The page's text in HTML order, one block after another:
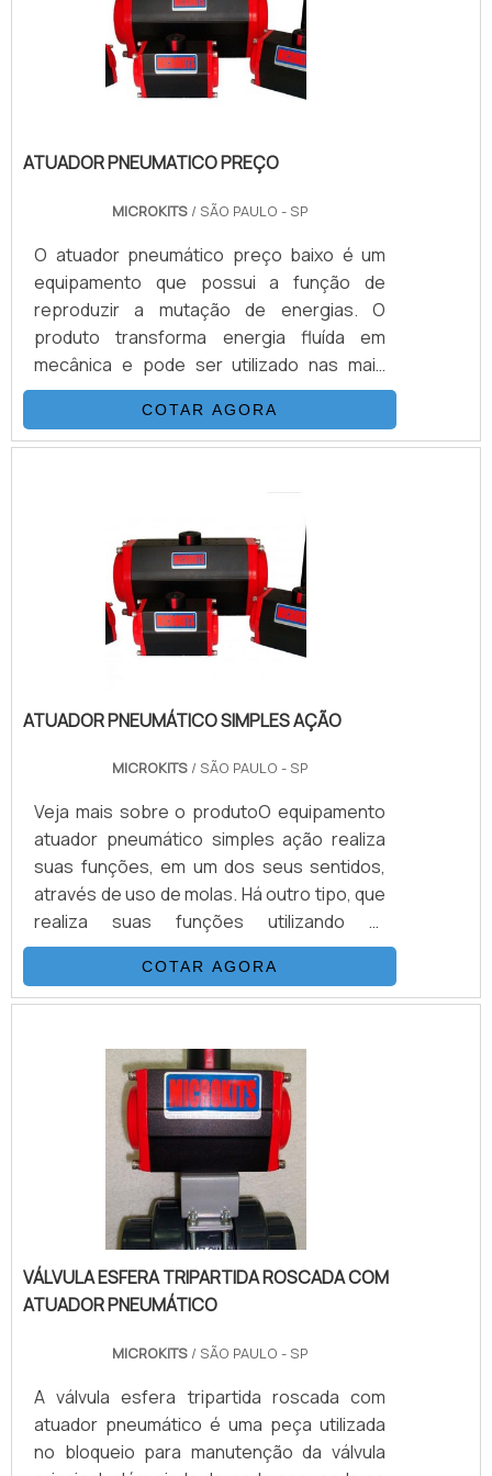
equipamento realiza o processo co.
ATUADOR PNEUMATICO PREÇO
MICROKITS/ SÃO PAULO - SP
O atuador pneumático preço baixo é um
equipamento que possui a função de
reproduzir a mutação de energias. O
produto transforma energia fluída em
mecânica e pode ser utilizado nas mais
diversas área do segmento industrial. Além
do seu uso dentro das industrias, o
aparelho também é procurado dentro de
PELO ATUADOR PNEUMÁTICO?Diferente
de outros equipamentos, o atuador
pneumático possui agilidade acima da
média no process.
COTAR AGORA
ATUADOR PNEUMÁTICO SIMPLES AÇÃO
MICROKITS/ SÃO PAULO - SP
Veja mais sobre o produtoO equipamento
atuador pneumático simples ação realiza
suas funções, em um dos seus sentidos,
através de uso de molas. Há outro tipo, que
realiza suas funções utilizando ar
comprimido que tem de vencer o torque da
válvula mais a força das molas. Quanto mais
as molas de ar comprimido necessitará
o acionamento da válvula em si.Utilização
do atuador pneumático simples açãoO
atuador pneumático simples ação pode ser
usado em vários tip.
COTAR AGORA
VÁLVULA ESFERA TRIPARTIDA ROSCADA COM
ATUADOR PNEUMÁTICO
MICROKITS/ SÃO PAULO - SP
A válvula esfera tripartida roscada com
atuador pneumático é uma peça utilizada
no bloqueio para manutenção da válvula